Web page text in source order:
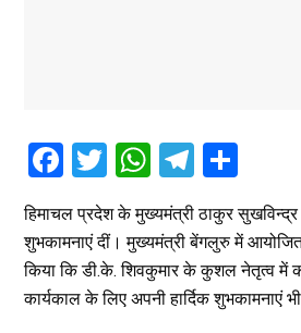
F
ce
b
o
T
wi
tt
er
W
at
s
A
T
e
gr
a
ar
e
हिमाचल प्रदेश के मुख्यमंत्री ठाकुर
शुभकामनाएं दीं। मुख्यमंत्री बेंगलुरु में
किया कि डी.के. शिवकुमार के कुशल नेतृत्व
कार्यकाल के लिए अपनी हार्दिक शुभकामनाएं